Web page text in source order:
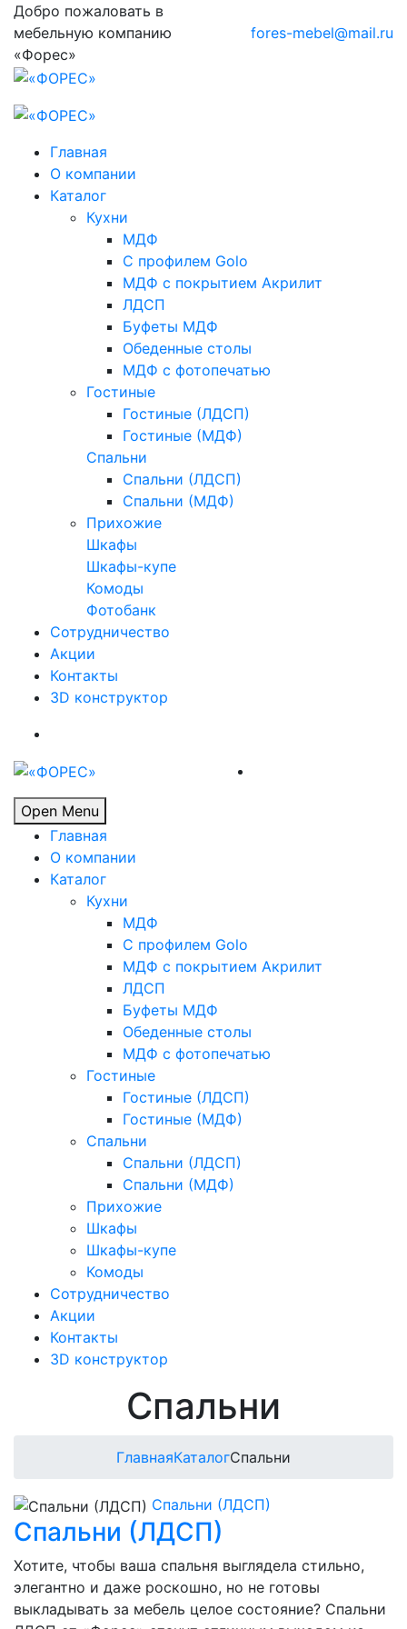
Добро пожаловать в
мебельную компанию
«Форес»
fores-mebel@mail.ru
Главная
О компании
Каталог
Кухни
МДФ
С профилем Golo
МДФ с покрытием Акрилит
ЛДСП
Буфеты МДФ
Обеденные столы
МДФ с фотопечатью
Гостиные
Гостиные (ЛДСП)
Гостиные (МДФ)
Спальни
Спальни (ЛДСП)
Спальни (МДФ)
Прихожие
Шкафы
Шкафы-купе
Комоды
Фотобанк
Сотрудничество
Акции
Контакты
3D конструктор
Open Menu
Главная
О компании
Каталог
Кухни
МДФ
С профилем Golo
МДФ с покрытием Акрилит
ЛДСП
Буфеты МДФ
Обеденные столы
МДФ с фотопечатью
Гостиные
Гостиные (ЛДСП)
Гостиные (МДФ)
Спальни
Спальни (ЛДСП)
Спальни (МДФ)
Прихожие
Шкафы
Шкафы-купе
Комоды
Сотрудничество
Акции
Контакты
3D конструктор
Спальни
ГлавнаяКаталогСпальни
Спальни (ЛДСП)
Спальни (ЛДСП)
Хотите, чтобы ваша спальня выглядела стильно,
элегантно и даже роскошно, но не готовы
выкладывать за мебель целое состояние? Спальни